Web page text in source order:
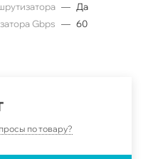
— Да
Gbps — 60
по товару?